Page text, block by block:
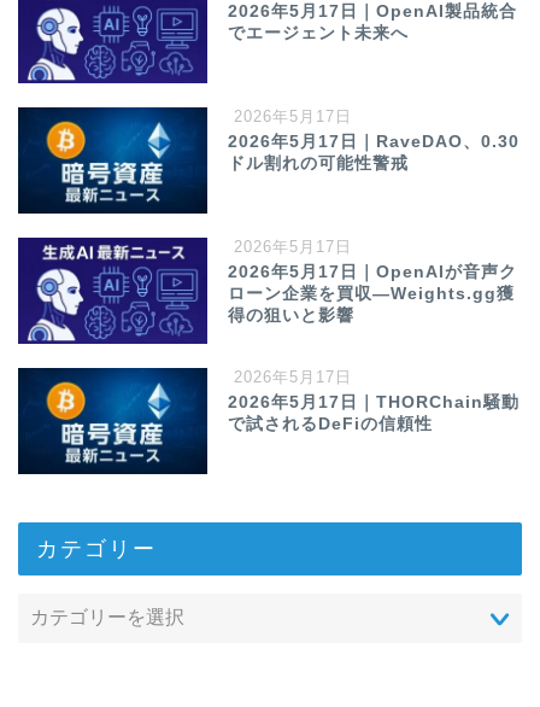
2026年5月17日｜OpenAI製品統合
でエージェント未来へ
2026年5月17日
2026年5月17日｜RaveDAO、0.30
ドル割れの可能性警戒
2026年5月17日
2026年5月17日｜OpenAIが音声ク
ローン企業を買収—Weights.gg獲
得の狙いと影響
2026年5月17日
2026年5月17日｜THORChain騒動
で試されるDeFiの信頼性
カテゴリー